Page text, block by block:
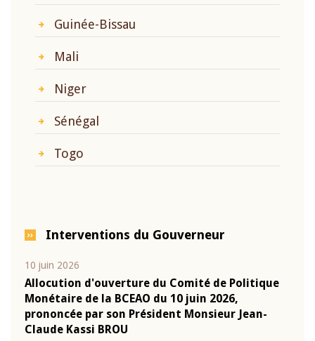
Guinée-Bissau
Mali
Niger
Sénégal
Togo
Interventions du Gouverneur
10 juin 2026
Allocution d'ouverture du Comité de Politique
Monétaire de la BCEAO du 10 juin 2026,
prononcée par son Président Monsieur Jean-
Claude Kassi BROU